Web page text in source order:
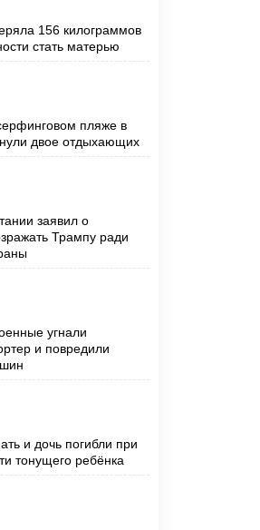
156 килограммов
стать матерью
пляже в
двое отдыхающих
заявил о
Трампу ради
угнали
и повредили
и дочь погибли при
тонущего ребёнка